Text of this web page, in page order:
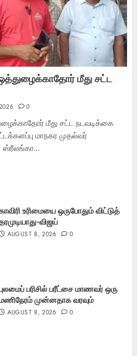
மீது சட்ட
0
மீது சட்ட நடவடிக்கை
மாநகர முதல்வர்
ஸ்ரீலங்கா...
உரிமையை ஒருபோதும் விட்டுத்
விஜய்
AUGUST 8, 2026 0
பரிசில் பரீட்சை மாணவர் ஒரு
முன்னதாக வரவும்
AUGUST 8, 2026 0